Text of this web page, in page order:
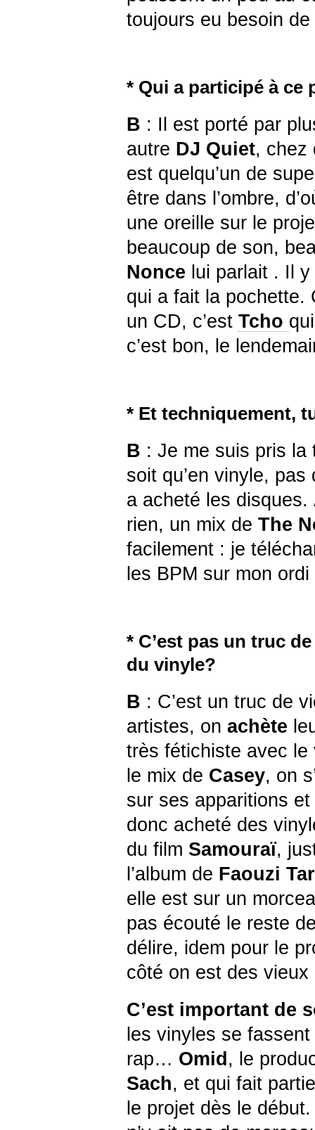
toujours eu besoin
* Qui a participé à ce
B : Il est porté par
autre DJ Quiet, chez
est quelqu’un de
être dans l’ombre,
une oreille sur le
beaucoup de son,
Nonce lui parlait . Il
qui a fait la pochette.
un CD, c’est Tcho
c’est bon, le
* Et techniquement,
B : Je me suis pris la
soit qu’en vinyle,
a acheté les disques.
rien, un mix de The
facilement : je
les BPM sur mon
* C’est pas un truc
du vinyle?
B : C’est un truc de
artistes, on achète
très fétichiste avec
le mix de Casey, on
sur ses apparitions
donc acheté des
du film Samouraï,
l’album de Faouzi
elle est sur un
pas écouté le reste
délire, idem pour le
côté on est des
C’est important de
les vinyles se
rap… Omid, le
Sach, et qui fait
le projet dès le début.